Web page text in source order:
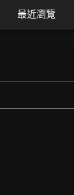
最近瀏覽